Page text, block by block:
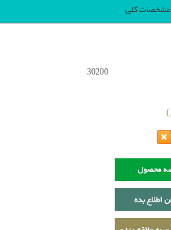
مشخصات کلی
30200